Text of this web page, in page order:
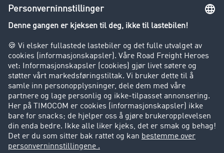
Innsyn i fraktbørsen
Bedriften
Kunder verver kunder
Suksesshistorier
Kundestøtte
Kundestøtte